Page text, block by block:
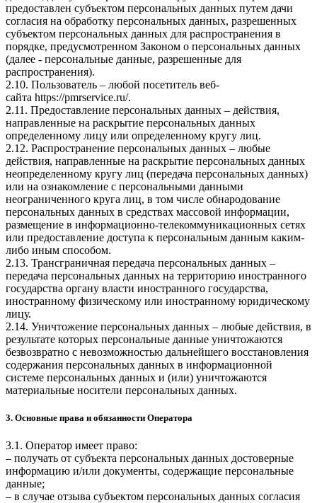
предоставлен субъектом персональных данных путем дачи
согласия на обработку персональных данных, разрешенных
субъектом персональных данных для распространения в
порядке, предусмотренном Законом о персональных данных
(далее - персональные данные, разрешенные для
распространения).
2.10. Пользователь – любой посетитель веб-
сайта https://pmrservice.ru/.
2.11. Предоставление персональных данных – действия,
направленные на раскрытие персональных данных
определенному лицу или определенному кругу лиц.
2.12. Распространение персональных данных – любые
действия, направленные на раскрытие персональных данных
неопределенному кругу лиц (передача персональных данных)
или на ознакомление с персональными данными
неограниченного круга лиц, в том числе обнародование
персональных данных в средствах массовой информации,
размещение в информационно-телекоммуникационных сетях
или предоставление доступа к персональным данным каким-
либо иным способом.
2.13. Трансграничная передача персональных данных –
передача персональных данных на территорию иностранного
государства органу власти иностранного государства,
иностранному физическому или иностранному юридическому
лицу.
2.14. Уничтожение персональных данных – любые действия, в
результате которых персональные данные уничтожаются
безвозвратно с невозможностью дальнейшего восстановления
содержания персональных данных в информационной
системе персональных данных и (или) уничтожаются
материальные носители персональных данных.
3. Основные права и обязанности Оператора
3.1. Оператор имеет право:
– получать от субъекта персональных данных достоверные
информацию и/или документы, содержащие персональные
данные;
– в случае отзыва субъектом персональных данных согласия